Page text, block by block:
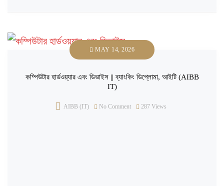
MAY 14, 2026
কম্পিউটার হার্ডওয়্যার এবং ডিভাইস || ব্যাংকিং ডিপ্লোমা, আইটি (AIBB
IT)
AIBB (IT) No Comment 287 Views